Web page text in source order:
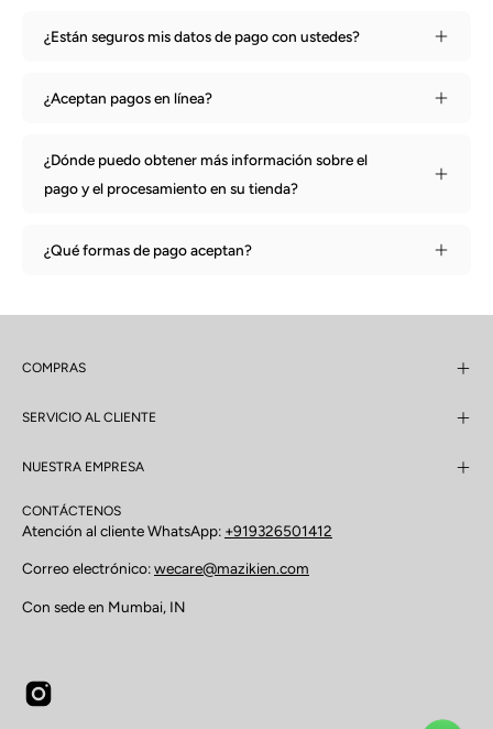
¿Están seguros mis datos de pago con ustedes?
¿Aceptan pagos en línea?
¿Dónde puedo obtener más información sobre el
pago y el procesamiento en su tienda?
¿Qué formas de pago aceptan?
COMPRAS
SERVICIO AL CLIENTE
NUESTRA EMPRESA
CONTÁCTENOS
Atención al cliente WhatsApp: +919326501412
Correo electrónico:wecare@mazikien.com
Con sede en Mumbai, IN